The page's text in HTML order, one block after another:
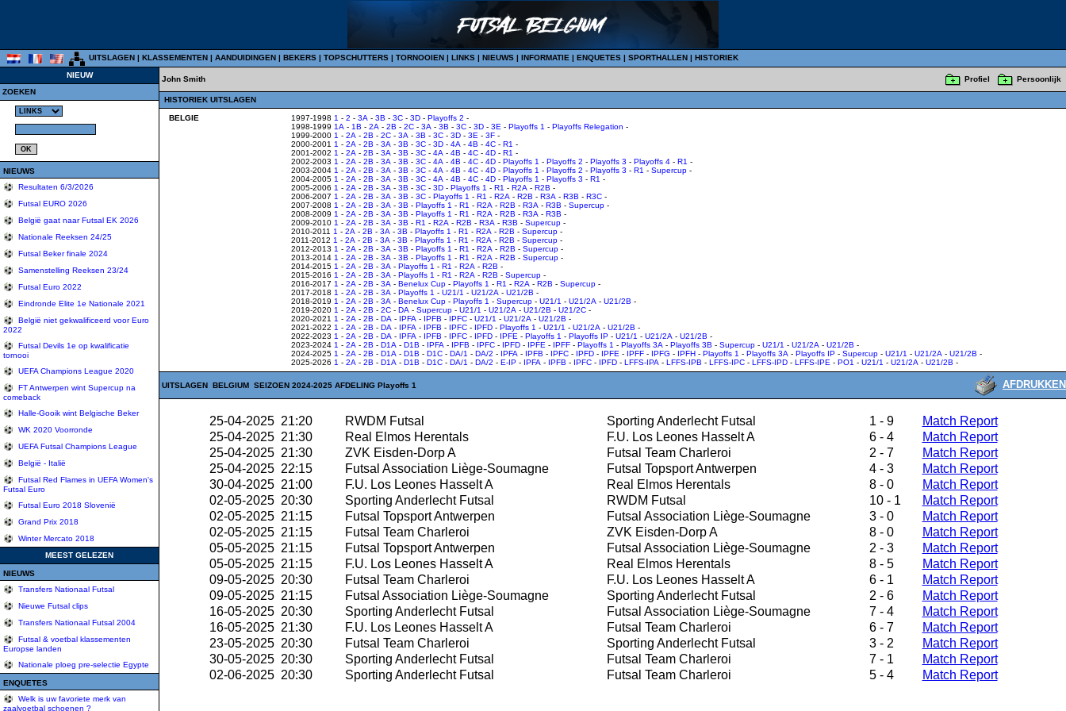
UITSLAGEN | KLASSEMENTEN | AANDUIDINGEN | BEKERS | TOPSCHUTTERS | TORNOOIEN | LINKS | NIEUWS | INFORMATIE | ENQUETES | SPORTHALLEN | HISTORIEK
NIEUW
ZOEKEN
NIEUWS
Resultaten 6/3/2026
Futsal EURO 2026
België gaat naar Futsal EK 2026
Nationale Reeksen 24/25
Futsal Beker finale 2024
Samenstelling Reeksen 23/24
Futsal Euro 2022
Eindronde Elite 1e Nationale 2021
België niet gekwalificeerd voor Euro
2022
Futsal Devils 1e op kwalificatie
tornooi
UEFA Champions League 2020
FT Antwerpen wint Supercup na
comeback
Halle-Gooik wint Belgische Beker
WK 2020 Voorronde
UEFA Futsal Champions League
België - Italië
Futsal Red Flames in UEFA Women's
Futsal Euro
Futsal Euro 2018 Slovenië
Grand Prix 2018
Winter Mercato 2018
MEEST GELEZEN
NIEUWS
Transfers Nationaal Futsal
Nieuwe Futsal clips
Transfers Nationaal Futsal 2004
Futsal & voetbal klassementen
Europse landen
Nationale ploeg pre-selectie Egypte
ENQUETES
Welk is uw favoriete merk van
zaalvoetbal schoenen ?
John Smith Profiel Persoonlijk
HISTORIEK UITSLAGEN
BELGIE 1997-1998 1 - 2 - 3A - 3B - 3C - 3D - Playoffs 2 -
1998-1999 1A - 1B - 2A - 2B - 2C - 3A - 3B - 3C - 3D - 3E - Playoffs 1 - Playoffs Relegation -
1999-2000 1 - 2A - 2B - 2C - 3A - 3B - 3C - 3D - 3E - 3F -
2000-2001 1 - 2A - 2B - 3A - 3B - 3C - 3D - 4A - 4B - 4C - R1 -
2001-2002 1 - 2A - 2B - 3A - 3B - 3C - 4A - 4B - 4C - 4D - R1 -
2002-2003 1 - 2A - 2B - 3A - 3B - 3C - 4A - 4B - 4C - 4D - Playoffs 1 - Playoffs 2 - Playoffs 3 - Playoffs 4 - R1 -
2003-2004 1 - 2A - 2B - 3A - 3B - 3C - 4A - 4B - 4C - 4D - Playoffs 1 - Playoffs 2 - Playoffs 3 - R1 - Supercup -
2004-2005 1 - 2A - 2B - 3A - 3B - 3C - 4A - 4B - 4C - 4D - Playoffs 1 - Playoffs 3 - R1 -
2005-2006 1 - 2A - 2B - 3A - 3B - 3C - 3D - Playoffs 1 - R1 - R2A - R2B -
2006-2007 1 - 2A - 2B - 3A - 3B - 3C - Playoffs 1 - R1 - R2A - R2B - R3A - R3B - R3C -
2007-2008 1 - 2A - 2B - 3A - 3B - Playoffs 1 - R1 - R2A - R2B - R3A - R3B - Supercup -
2008-2009 1 - 2A - 2B - 3A - 3B - Playoffs 1 - R1 - R2A - R2B - R3A - R3B -
2009-2010 1 - 2A - 2B - 3A - 3B - R1 - R2A - R2B - R3A - R3B - Supercup -
2010-2011 1 - 2A - 2B - 3A - 3B - Playoffs 1 - R1 - R2A - R2B - Supercup -
2011-2012 1 - 2A - 2B - 3A - 3B - Playoffs 1 - R1 - R2A - R2B - Supercup -
2012-2013 1 - 2A - 2B - 3A - 3B - Playoffs 1 - R1 - R2A - R2B - Supercup -
2013-2014 1 - 2A - 2B - 3A - 3B - Playoffs 1 - R1 - R2A - R2B - Supercup -
2014-2015 1 - 2A - 2B - 3A - Playoffs 1 - R1 - R2A - R2B -
2015-2016 1 - 2A - 2B - 3A - Playoffs 1 - R1 - R2A - R2B - Supercup -
2016-2017 1 - 2A - 2B - 3A - Benelux Cup - Playoffs 1 - R1 - R2A - R2B - Supercup -
2017-2018 1 - 2A - 2B - 3A - Playoffs 1 - U21/1 - U21/2A - U21/2B -
2018-2019 1 - 2A - 2B - 3A - Benelux Cup - Playoffs 1 - Supercup - U21/1 - U21/2A - U21/2B -
2019-2020 1 - 2A - 2B - 2C - DA - Supercup - U21/1 - U21/2A - U21/2B - U21/2C -
2020-2021 1 - 2A - 2B - DA - IPFA - IPFB - IPFC - U21/1 - U21/2A - U21/2B -
2021-2022 1 - 2A - 2B - DA - IPFA - IPFB - IPFC - IPFD - Playoffs 1 - U21/1 - U21/2A - U21/2B -
2022-2023 1 - 2A - 2B - DA - IPFA - IPFB - IPFC - IPFD - IPFE - Playoffs 1 - Playoffs IP - U21/1 - U21/2A - U21/2B -
2023-2024 1 - 2A - 2B - D1A - D1B - IPFA - IPFB - IPFC - IPFD - IPFE - IPFF - Playoffs 1 - Playoffs 3A - Playoffs 3B - Supercup - U21/1 - U21/2A - U21/2B -
2024-2025 1 - 2A - 2B - D1A - D1B - D1C - DA/1 - DA/2 - IPFA - IPFB - IPFC - IPFD - IPFE - IPFF - IPFG - IPFH - Playoffs 1 - Playoffs 3A - Playoffs IP - Supercup - U21/1 - U21/2A - U21/2B -
2025-2026 1 - 2A - 2B - D1A - D1B - D1C - DA/1 - DA/2 - E-IP - IPFA - IPFB - IPFC - IPFD - LFFS-IPA - LFFS-IPB - LFFS-IPC - LFFS-IPD - LFFS-IPE - PO1 - U21/1 - U21/2A - U21/2B -
UITSLAGEN BELGIUM SEIZOEN 2024-2025 AFDELING Playoffs 1 AFDRUKKEN
25-04-2025 21:20 RWDM Futsal Sporting Anderlecht Futsal 1 - 9
Match Report
25-04-2025 21:30
Real Elmos Herentals F.U. Los Leones Hasselt A 6 - 4
Match Report
25-04-2025 21:30
ZVK Eisden-Dorp A Futsal Team Charleroi 2 - 7
Match Report
25-04-2025 22:15
Futsal Association Liège-Soumagne Futsal Topsport Antwerpen 4 - 3
Match Report
30-04-2025 21:00
F.U. Los Leones Hasselt A Real Elmos Herentals 8 - 0
Match Report
02-05-2025 20:30
Sporting Anderlecht Futsal RWDM Futsal 10 - 1
Match Report
02-05-2025 21:15
Futsal Topsport Antwerpen Futsal Association Liège-Soumagne 3 - 0
Match Report
02-05-2025 21:15
Futsal Team Charleroi ZVK Eisden-Dorp A 8 - 0
Match Report
05-05-2025 21:15
Futsal Topsport Antwerpen Futsal Association Liège-Soumagne 2 - 3
Match Report
05-05-2025 21:15
F.U. Los Leones Hasselt A Real Elmos Herentals 8 - 5
Match Report
09-05-2025 20:30
Futsal Team Charleroi F.U. Los Leones Hasselt A 6 - 1
Match Report
09-05-2025 21:15
Futsal Association Liège-Soumagne Sporting Anderlecht Futsal 2 - 6
Match Report
16-05-2025 20:30
Sporting Anderlecht Futsal Futsal Association Liège-Soumagne 7 - 4
Match Report
16-05-2025 21:30
F.U. Los Leones Hasselt A Futsal Team Charleroi 6 - 7
Match Report
23-05-2025 20:30
Futsal Team Charleroi Sporting Anderlecht Futsal 3 - 2
Match Report
30-05-2025 20:30
Sporting Anderlecht Futsal Futsal Team Charleroi 7 - 1
Match Report
02-06-2025 20:30
Sporting Anderlecht Futsal Futsal Team Charleroi 5 - 4 Match Report